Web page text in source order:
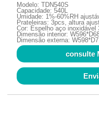
Modelo: TDN540S
Capacidade: 540L
Umidade: 1%-60%RH
Prateleiras: 3pcs, altura
Cor: Espelho aço inoxidável
Dimensão interior:
Dimensão externa:
consulte